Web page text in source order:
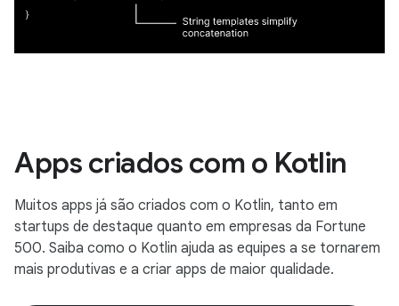
Apps criados com o Kotlin
Muitos apps já são criados com o Kotlin, tanto em
startups de destaque quanto em empresas da Fortune
500. Saiba como o Kotlin ajuda as equipes a se tornarem
mais produtivas e a criar apps de maior qualidade.